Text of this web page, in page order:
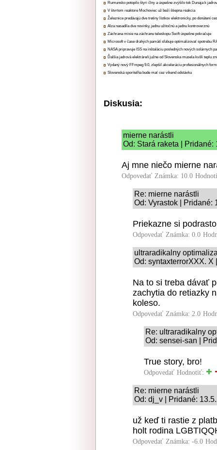
Rumunsko potopilo štyri člny a úspešne zvýšilo tok Dunaja k
V štvrtom reaktore Mochoviec už beží štiepna reakcia
Železnice predávajú dve tretiny lístkov elektronicky, po donútení
Alza nasadila dve novinky, jednu užitočnú a jednu kontroverznú
Záchrana misie na záchranu teleskopu Swift úspešne pokračuje
Microsoft v čase drahých pamätí sľubuje optimalizovať spotrebu
NASA pripravuje ISS na inštaláciu posledných nových solárnych
Ďalšia jadrová elektráreň južne od Slovenska musela kvôli teplu
Vydaný nový FFmpeg 9.0, zlepšil akceleráciu profesionálnych
Slovenská sporiteľňa bude mať cez víkend odstávku
Diskusia:
mierne narástli
Od: Stará raketa | Pridané:
Aj mne niečo mierne
Odpovedať Známka: 10.0
Re: mierne narástli
Od: Vyrastok | Pridané:
Priekazne si
Odpovedať Známka: 0.0
ultraradikalny
Od: syntaxterrorXXX. X
Na to si treba dávať
zachytia do retiazky
koleso.
Odpovedať Známka: 2.0
Re: ultraradikalny
Od: sensei-san |
True story, bro!
Odpovedať Hodnotiť:
Re: mierne narástli
Od: dj_v | Pridané:
už keď ti rastie z
holt rodina
Odpovedať Známka: -6.0